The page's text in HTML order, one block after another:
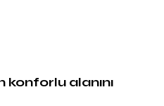
konforlu alanını